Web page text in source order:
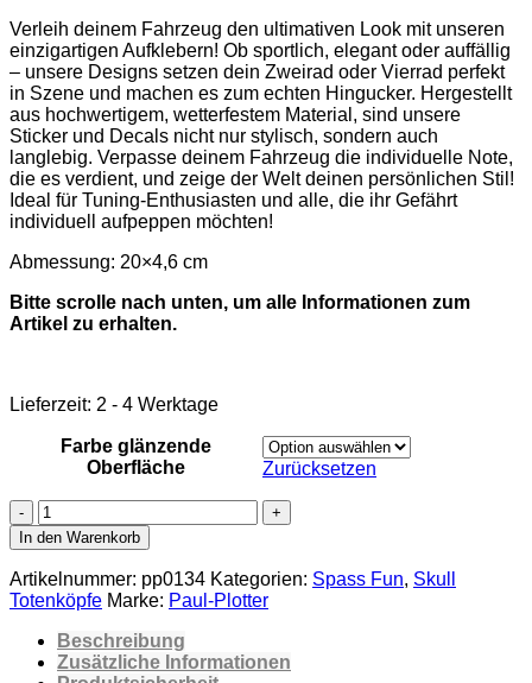
Verleih deinem Fahrzeug den ultimativen Look mit unseren
einzigartigen Aufklebern! Ob sportlich, elegant oder auffällig
– unsere Designs setzen dein Zweirad oder Vierrad perfekt
in Szene und machen es zum echten Hingucker. Hergestellt
aus hochwertigem, wetterfestem Material, sind unsere
Sticker und Decals nicht nur stylisch, sondern auch
langlebig. Verpasse deinem Fahrzeug die individuelle Note,
die es verdient, und zeige der Welt deinen persönlichen Stil!
Ideal für Tuning-Enthusiasten und alle, die ihr Gefährt
individuell aufpeppen möchten!
Abmessung: 20×4,6 cm
Bitte scrolle nach unten, um alle Informationen zum
Artikel zu erhalten.
Lieferzeit: 2 - 4 Werktage
Farbe glänzende
Oberfläche
Zurücksetzen
Aufkleber
Dangerous
20x4,6
cm
Motorrad
Auto
Skull
Punisher
In den Warenkorb
Artikelnummer: pp0134 Kategorien: Spass Fun, Skull
Totenköpfe Marke: Paul-Plotter
Beschreibung
Zusätzliche Informationen